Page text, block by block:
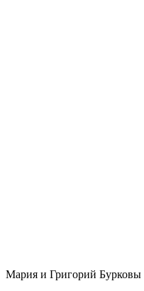
Мария и Григорий Бурковы